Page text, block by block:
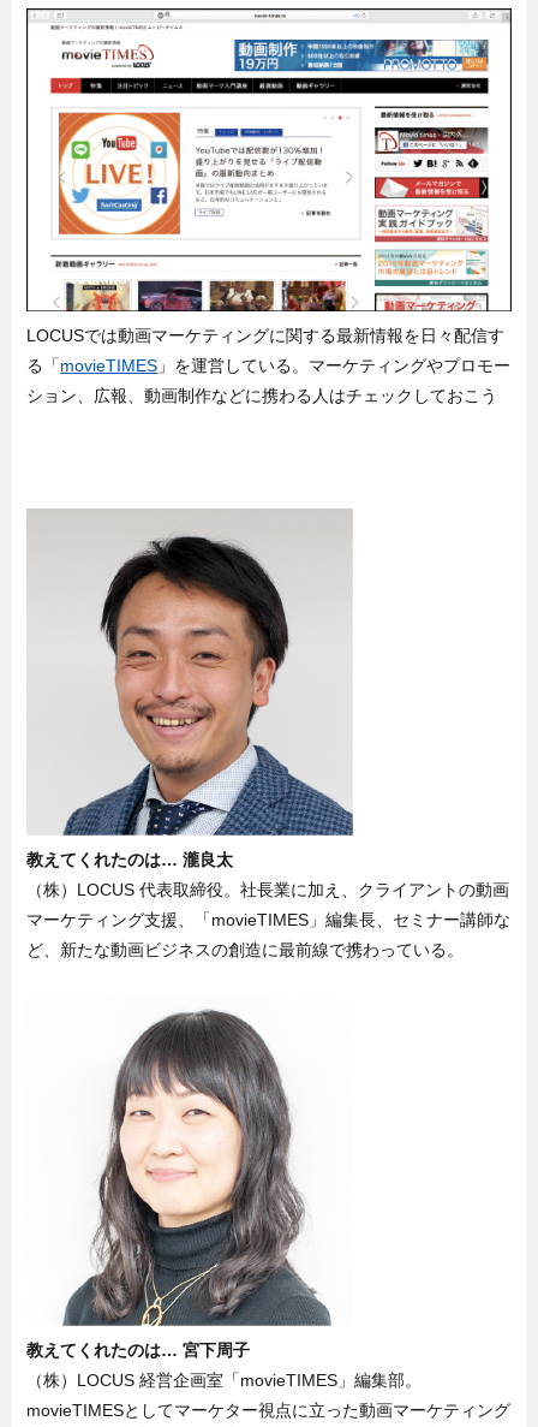
LOCUSでは動画マーケティングに関する最新情報を日々配信す
る「movieTIMES 」を運営している。マーケティングやプロモー
ション、広報、動画制作などに携わる人はチェックしておこう
教えてくれたのは… 瀧良太
（株）LOCUS 代表取締役。社長業に加え、クライアントの動画
マーケティング支援、「movieTIMES」編集長、セミナー講師な
ど、新たな動画ビジネスの創造に最前線で携わっている。
教えてくれたのは… 宮下周子
（株）LOCUS 経営企画室「movieTIMES」編集部。
movieTIMESとしてマーケター視点に立った動画マーケティング